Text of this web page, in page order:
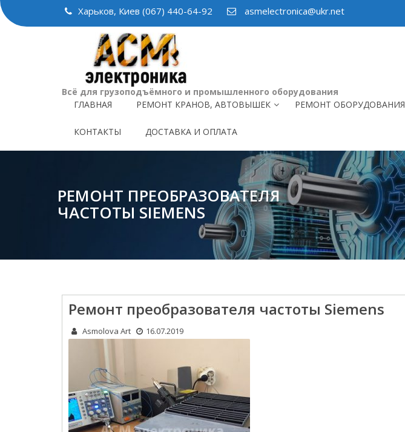
Skip
to
Харьков, Киев (067) 440-64-92 asmelectronica@ukr.net
Всё для грузоподъёмного и промышленного оборудования
ГЛАВНАЯ
РЕМОНТ КРАНОВ, АВТОВЫШЕК РЕМОНТ ОБОРУДОВАНИЯ
КОНТАКТЫ ДОСТАВКА И ОПЛАТА
РЕМОНТ ПРЕОБРАЗОВАТЕЛЯ
ЧАСТОТЫ SIEMENS
Ремонт преобразователя частоты Siemens
Asmolova Art 16.07.2019